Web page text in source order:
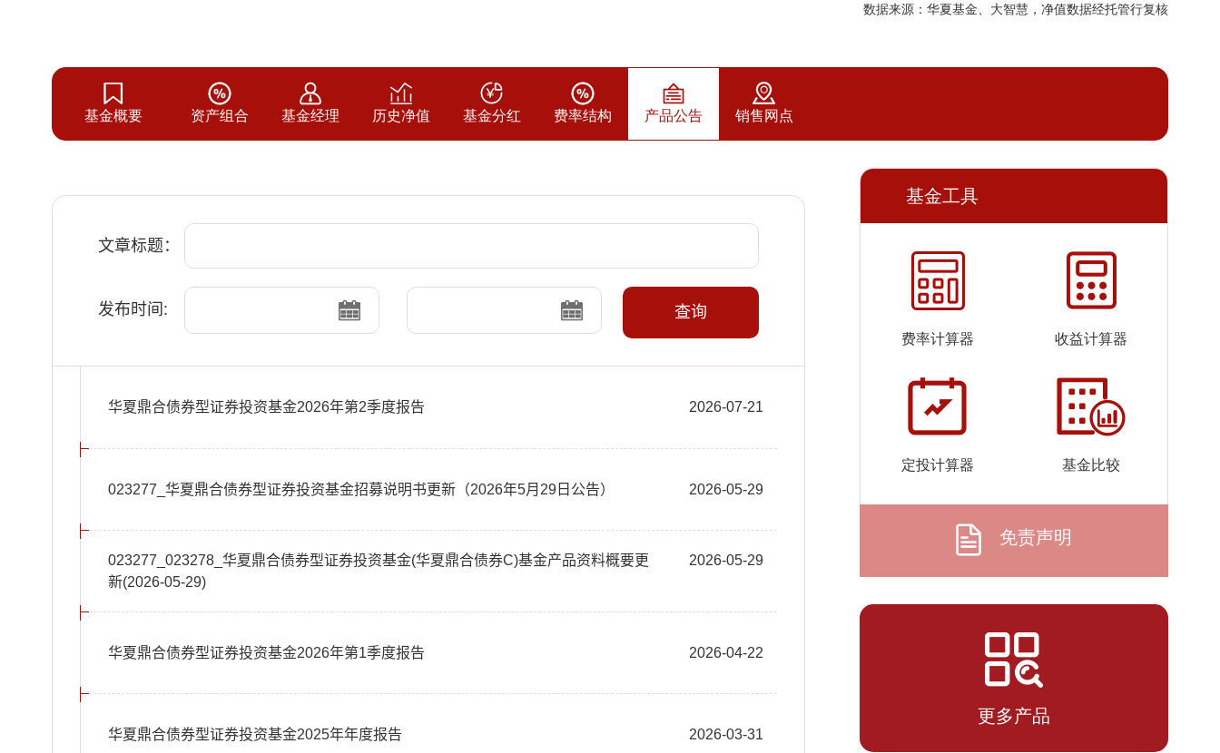
07-31
2026-
07-28
1.0199 1.0199
2026-
1.0200
07-24
2026-
1.0200
2026-
1.0201
1.0198
07-20
1.0197 1.0197
1.0196
数据来源：华夏基金、大智慧，净值数据经托管行复核
基金概要 资产组合 基金经理 历史净值 基金分红 费率结构 产品公告 销售网点
基金工具
费率计算器 收益计算器
定投计算器 基金比较
免责声明
更多产品